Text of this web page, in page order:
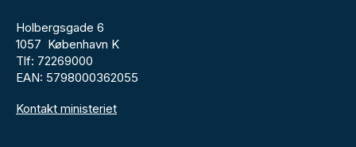
Holbergsgade 6
1057 København K
Tlf: 72269000
EAN: 5798000362055
Kontakt ministeriet